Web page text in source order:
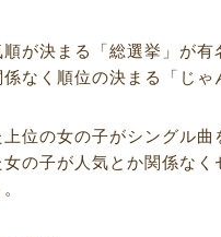
が決まる「総選挙」が有
なく順位の決まる「じ
位の女の子がシングル曲
の子が人気とか関係な